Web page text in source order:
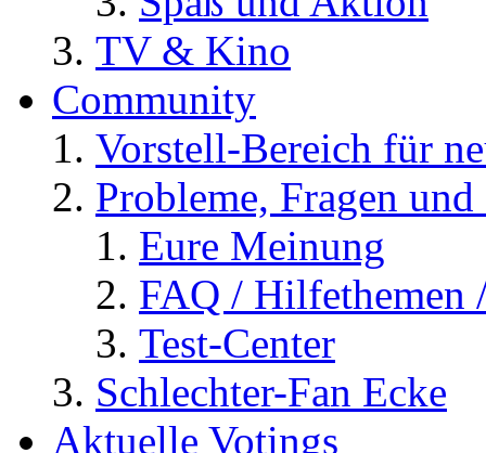
TV & Kino
Community
Vorstell-Bereich für
Probleme, Fragen
Eure Meinung
FAQ / Hilfethemen
Test-Center
Schlechter-Fan Ecke
Aktuelle Votings